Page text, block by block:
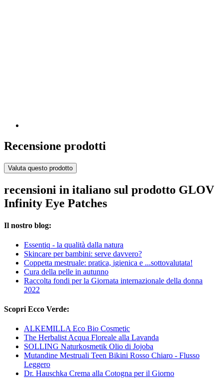
Recensione prodotti
Valuta questo prodotto
recensioni in italiano sul prodotto GLOV
Infinity Eye Patches
Il nostro blog:
Essentiq - la qualità dalla natura
Skincare per bambini: serve davvero?
Coppetta mestruale: pratica, igienica e ...sottovalutata!
Cura della pelle in autunno
Raccolta fondi per la Giornata internazionale della donna
2022
Scopri Ecco Verde:
ALKEMILLA Eco Bio Cosmetic
The Herbalist Acqua Floreale alla Lavanda
SOLLING Naturkosmetik Olio di Jojoba
Mutandine Mestruali Teen Bikini Rosso Chiaro - Flusso
Leggero
Dr. Hauschka Crema alla Cotogna per il Giorno